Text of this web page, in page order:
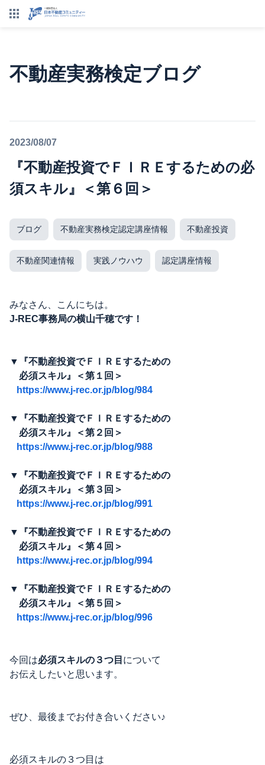
不動産実務検定ブログ
2023/08/07
『不動産投資でＦＩＲＥするための必
須スキル』＜第６回＞
ブログ 不動産実務検定認定講座情報 不動産投資
不動産関連情報 実践ノウハウ 認定講座情報
みなさん、こんにちは。
J-REC事務局の横山千穂です！
▼『不動産投資でＦＩＲＥするための
必須スキル』＜第１回＞
https://www.j-rec.or.jp/blog/984
▼『不動産投資でＦＩＲＥするための
必須スキル』＜第２回＞
https://www.j-rec.or.jp/blog/988
▼『不動産投資でＦＩＲＥするための
必須スキル』＜第３回＞
https://www.j-rec.or.jp/blog/991
▼『不動産投資でＦＩＲＥするための
必須スキル』＜第４回＞
https://www.j-rec.or.jp/blog/994
▼『不動産投資でＦＩＲＥするための
必須スキル』＜第５回＞
https://www.j-rec.or.jp/blog/996
今回は必須スキルの３つ目 について
お伝えしたいと思います。
ぜひ、最後までお付き合いください♪
必須スキルの３つ目は